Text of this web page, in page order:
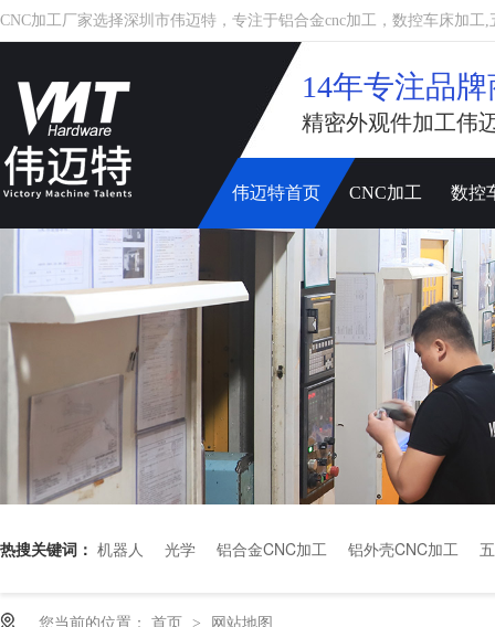
CNC加工厂家选择深圳市伟迈特，专注于铝合金cnc加工，数控车床加工
14年专注品
精密外观件加工伟
伟迈特首页 CNC加工 数控
热搜关键词： 机器人 光学 铝合金CNC加工 铝外壳CNC加工
您当前的位置： 首页 > 网站地图